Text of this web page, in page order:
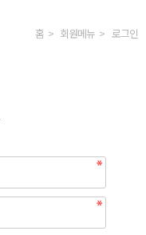
홈 회원메뉴 로그인